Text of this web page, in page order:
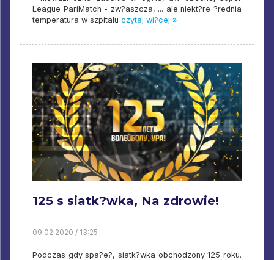
League PariMatch - zw?aszcza, ... ale niekt?re ?rednia
temperatura w szpitalu czytaj wi?cej »
125 s siatk?wka, Na zdrowie!
09.02.2020 / 13:25
Podczas gdy spa?e?, siatk?wka obchodzony 125 roku.